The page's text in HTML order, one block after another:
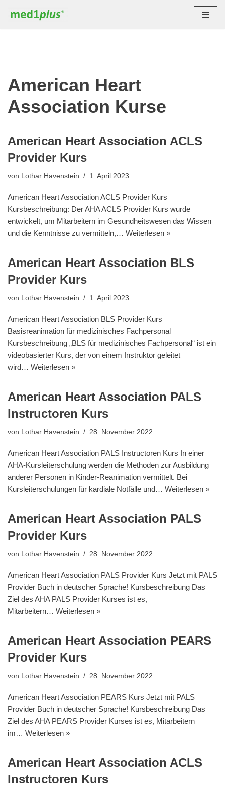
American Heart
Association Kurse
American Heart Association ACLS
Provider Kurs
von Lothar Havenstein 1. April 2023
American Heart Association ACLS Provider Kurs
Kursbeschreibung: Der AHA ACLS Provider Kurs wurde
entwickelt, um Mitarbeitern im Gesundheitswesen das Wissen
und die Kenntnisse zu vermitteln,… Weiterlesen »
American Heart Association BLS
Provider Kurs
von Lothar Havenstein 1. April 2023
American Heart Association BLS Provider Kurs
Basisreanimation für medizinisches Fachpersonal
Kursbeschreibung „BLS für medizinisches Fachpersonal“ ist ein
videobasierter Kurs, der von einem Instruktor geleitet
wird… Weiterlesen »
American Heart Association PALS
Instructoren Kurs
von Lothar Havenstein 28. November 2022
American Heart Association PALS Instructoren Kurs In einer
AHA-Kursleiterschulung werden die Methoden zur Ausbildung
anderer Personen in Kinder-Reanimation vermittelt. Bei
Kursleiterschulungen für kardiale Notfälle und… Weiterlesen »
American Heart Association PALS
Provider Kurs
von Lothar Havenstein 28. November 2022
American Heart Association PALS Provider Kurs Jetzt mit PALS
Provider Buch in deutscher Sprache! Kursbeschreibung Das
Ziel des AHA PALS Provider Kurses ist es,
Mitarbeitern… Weiterlesen »
American Heart Association PEARS
Provider Kurs
von Lothar Havenstein 28. November 2022
American Heart Association PEARS Kurs Jetzt mit PALS
Provider Buch in deutscher Sprache! Kursbeschreibung Das
Ziel des AHA PEARS Provider Kurses ist es, Mitarbeitern
im… Weiterlesen »
American Heart Association ACLS
Instructoren Kurs